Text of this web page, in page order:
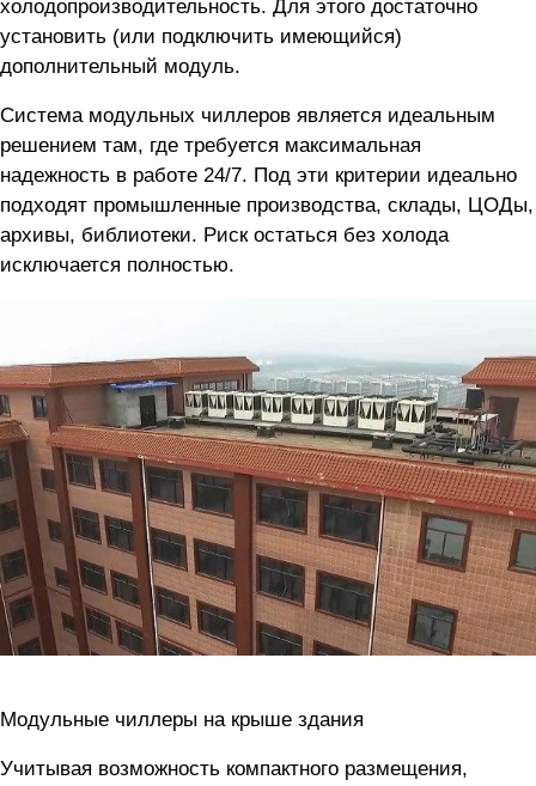
холодопроизводительность. Для этого достаточно
установить (или подключить имеющийся)
дополнительный модуль.
Система модульных чиллеров является идеальным
решением там, где требуется максимальная
надежность в работе 24/7. Под эти критерии идеально
подходят промышленные производства, склады, ЦОДы,
архивы, библиотеки. Риск остаться без холода
исключается полностью.
Модульные чиллеры на крыше здания
Учитывая возможность компактного размещения,